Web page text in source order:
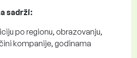
sadrži:
po regionu, obrazovanju,
kompanije, godinama